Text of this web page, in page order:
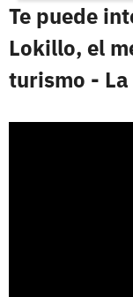
Te puede
Lokillo, el
turismo -